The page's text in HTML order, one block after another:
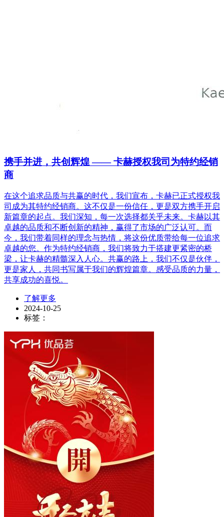
携手并进，共创辉煌 —— 卡赫授权我司为特约经销
商
在这个追求品质与共赢的时代，我们宣布，卡赫已正式授权我
司成为其特约经销商。这不仅是一份信任，更是双方携手开启
新篇章的起点。我们深知，每一次选择都关乎未来。卡赫以其
卓越的品质和不断创新的精神，赢得了市场的广泛认可。而
今，我们带着同样的理念与热情，将这份优质带给每一位追求
卓越的您。作为特约经销商，我们将致力于搭建更紧密的桥
梁，让卡赫的精髓深入人心。共赢的路上，我们不仅是伙伴，
更是家人，共同书写属于我们的辉煌篇章。感受品质的力量，
共享成功的喜悦。
了解更多
2024-10-25
标签：